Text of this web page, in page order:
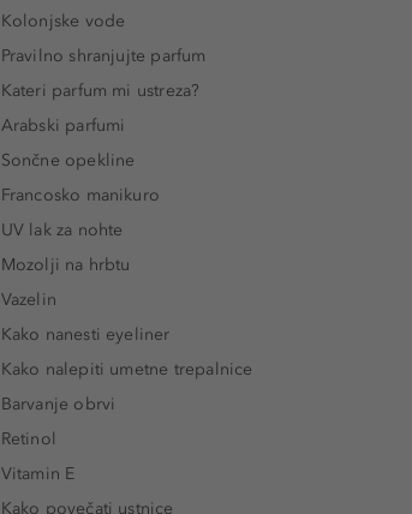
Kolonjske vode
Pravilno shranjujte parfum
Kateri parfum mi ustreza?
Arabski parfumi
Sončne opekline
Francosko manikuro
UV lak za nohte
Mozolji na hrbtu
Vazelin
Kako nanesti eyeliner
Kako nalepiti umetne trepalnice
Barvanje obrvi
Retinol
Vitamin E
Kako povečati ustnice